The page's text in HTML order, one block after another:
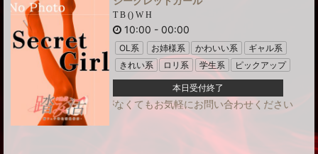
T B () W H
10:00 -00:00
OL系 お姉様系 かわいい系
ギャル系
きれい系
ロリ系 学生系 ピックアップ
本日受付終了
出勤表に名前がなくてもお気軽にお問い合わせください